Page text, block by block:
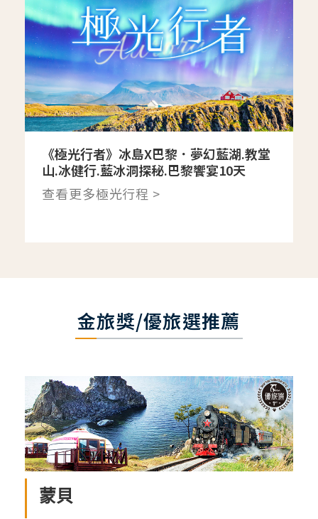
《極光行者》冰島X巴黎．夢幻藍湖.教堂
山.冰健行.藍冰洞探秘.巴黎饗宴10天
查看更多極光行程 >
金旅獎/優旅選推薦
蒙貝